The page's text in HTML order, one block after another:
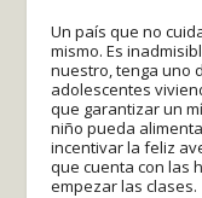
Un país que no
mismo. Es
nuestro, tenga uno
adolescentes
que garantizar un
niño pueda
incentivar la feliz
que cuenta con las
empezar las clases.